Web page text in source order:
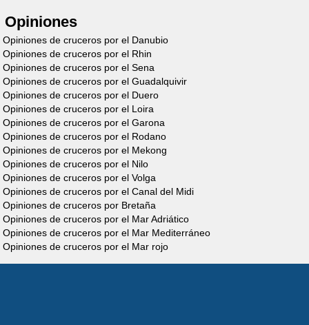
Premium Steel
4/6 Personas
Descubre el barco
Cruiser
Premium 8/12
Personas
Opiniones
Opiniones de cruceros por el Danubio
Opiniones de cruceros por el Rhin
Opiniones de cruceros por el Sena
Opiniones de cruceros por el Guadalquivir
Opiniones de cruceros por el Duero
Opiniones de cruceros por el Loira
Opiniones de cruceros por el Garona
Opiniones de cruceros por el Rodano
Opiniones de cruceros por el Mekong
Opiniones de cruceros por el Nilo
Opiniones de cruceros por el Volga
Opiniones de cruceros por el Canal del Midi
Opiniones de cruceros por Bretaña
Opiniones de cruceros por el Mar Adriático
Opiniones de cruceros por el Mar Mediterráneo
Opiniones de cruceros por el Mar rojo